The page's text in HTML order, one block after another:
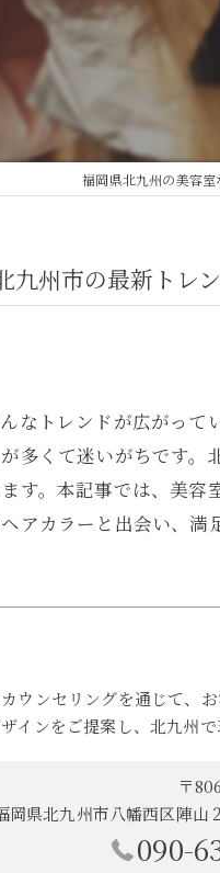
福岡県北九州の美容
州市の最新トレ
なトレンドが広がっ
多くて迷いがちです
す。本記事では、美
アカラーと出会い、満
ウンセリングを通じて、
インをご提案し、北九州で
〒
岡県北九州市八幡西区陣山
090-